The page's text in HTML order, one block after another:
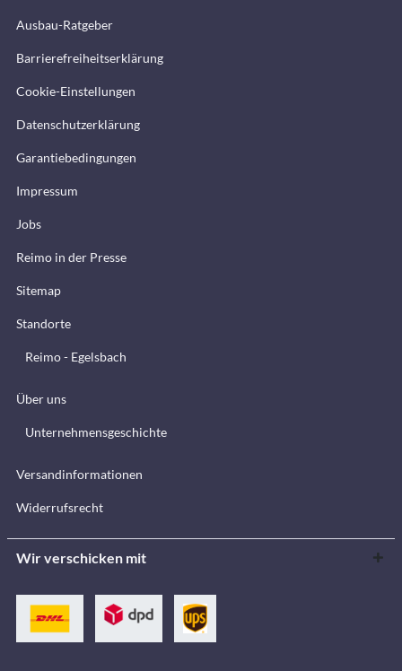
Ausbau-Ratgeber
Barrierefreiheitserklärung
Cookie-Einstellungen
Datenschutzerklärung
Garantiebedingungen
Impressum
Jobs
Reimo in der Presse
Sitemap
Standorte
Reimo - Egelsbach
Über uns
Unternehmensgeschichte
Versandinformationen
Widerrufsrecht
Wir verschicken mit